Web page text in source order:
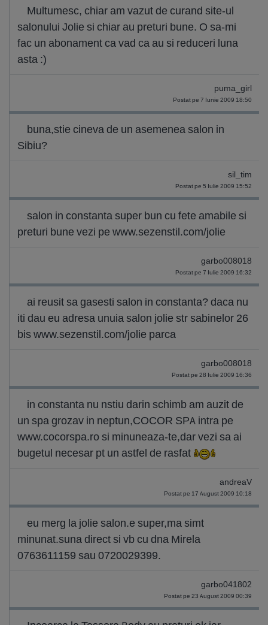
Multumesc, chiar am vazut de curand site-ul
salonului Jolie si chiar au preturi bune. O sa-mi
fac un abonament ca vad ca au si reduceri luna
asta :)
puma_girl
Postat pe 7 Iunie 2009 18:50
buna,stie cineva de un asemenea salon in
Sibiu?
sil_tim
Postat pe 5 Iulie 2009 15:52
salon in constanta super bun cu fete amabile si
preturi bune vezi pe www.sezenstil.com/jolie
garbo008018
Postat pe 7 Iulie 2009 16:32
ai reusit sa gasesti salon in constanta? daca nu
iti dau eu adresa unuia salon jolie str sabinelor 26
bis www.sezenstil.com/jolie parca
garbo008018
Postat pe 28 Iulie 2009 16:36
in constanta nu nstiu darin schimb am auzit de
un spa grozav in neptun,COCOR SPA intra pe
www.cocorspa.ro si minuneaza-te,dar vezi sa ai
bugetul necesar pt un astfel de rasfat
andreaV
Postat pe 17 August 2009 10:18
eu merg la jolie salon.e super,ma simt
minunat.suna direct si vb cu dna Mirela
0763611159 sau 0720029399.
garbo041802
Postat pe 23 August 2009 00:39